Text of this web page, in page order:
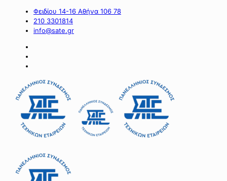
Φειδίου 14-16 Αθήνα 106 78
210 3301814
info@sate.gr